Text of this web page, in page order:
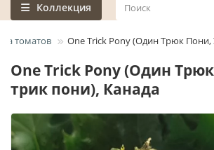
Коллекция
томатов One Trick Pony (Один Трюк Пони,
One Trick Pony (Один
трик пони), Канада